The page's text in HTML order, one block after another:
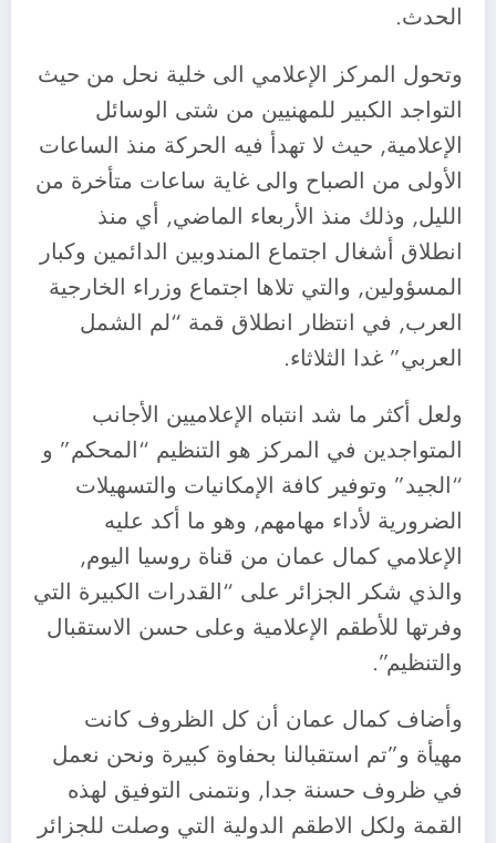
الحدث.
وتحول المركز الإعلامي الى خلية نحل من حيث
التواجد الكبير للمهنيين من شتى الوسائل
الإعلامية, حيث لا تهدأ فيه الحركة منذ الساعات
الأولى من الصباح والى غاية ساعات متأخرة من
الليل, وذلك منذ الأربعاء الماضي, أي منذ
انطلاق أشغال اجتماع المندوبين الدائمين وكبار
المسؤولين, والتي تلاها اجتماع وزراء الخارجية
العرب, في انتظار انطلاق قمة “لم الشمل
العربي” غدا الثلاثاء.
ولعل أكثر ما شد انتباه الإعلاميين الأجانب
المتواجدين في المركز هو التنظيم “المحكم” و
“الجيد” وتوفير كافة الإمكانيات والتسهيلات
الضرورية لأداء مهامهم, وهو ما أكد عليه
الإعلامي كمال عمان من قناة روسيا اليوم,
والذي شكر الجزائر على “القدرات الكبيرة التي
وفرتها للأطقم الإعلامية وعلى حسن الاستقبال
والتنظيم”.
وأضاف كمال عمان أن كل الظروف كانت
مهيأة و”تم استقبالنا بحفاوة كبيرة ونحن نعمل
في ظروف حسنة جدا, ونتمنى التوفيق لهذه
القمة ولكل الاطقم الدولية التي وصلت للجزائر